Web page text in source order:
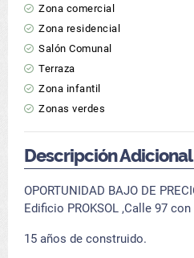
Zona comercial
Zona residencial
Salón Comunal
Terraza
Zona infantil
Zonas verdes
Descripción Adicional
OPORTUNIDAD BAJO DE
Edificio PROKSOL ,Calle 97 con
15 años de construido.